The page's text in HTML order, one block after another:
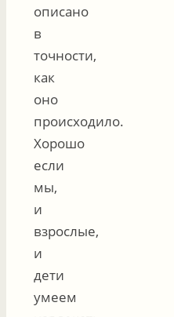
описано
в
точности,
как
оно
происходило.
Хорошо
если
мы,
и
взрослые,
и
дети
умеем